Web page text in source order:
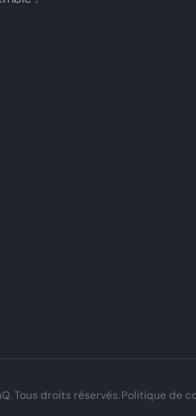
Tous droits réservés.·Politique de